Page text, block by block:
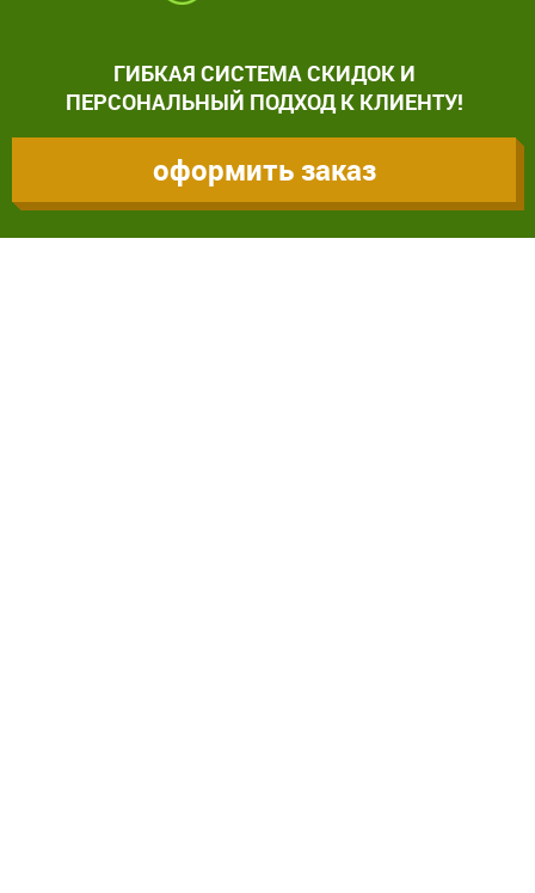
ГИБКАЯ СИСТЕМА СКИДОК И
ПЕРСОНАЛЬНЫЙ ПОДХОД К КЛИЕНТУ!
оформить заказ